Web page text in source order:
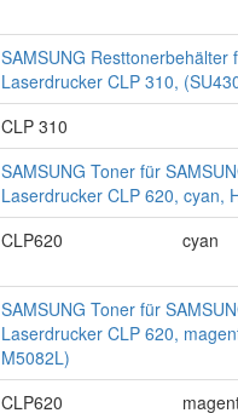
SAMSUNG Resttonerbehälter
Laserdrucker CLP 310,
CLP 310
SAMSUNG Toner für
Laserdrucker CLP 620, cyan,
CLP620
cyan
SAMSUNG Toner für
Laserdrucker CLP 620,
M5082L)
CLP620